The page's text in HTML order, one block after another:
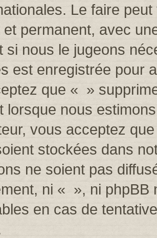
Le faire
et permanent, avec
si nous le jugeons
est enregistrée pour
que « »
lorsque nous
vous acceptez
stockées dans
ne soient pas
ni « », ni phpBB
en cas de